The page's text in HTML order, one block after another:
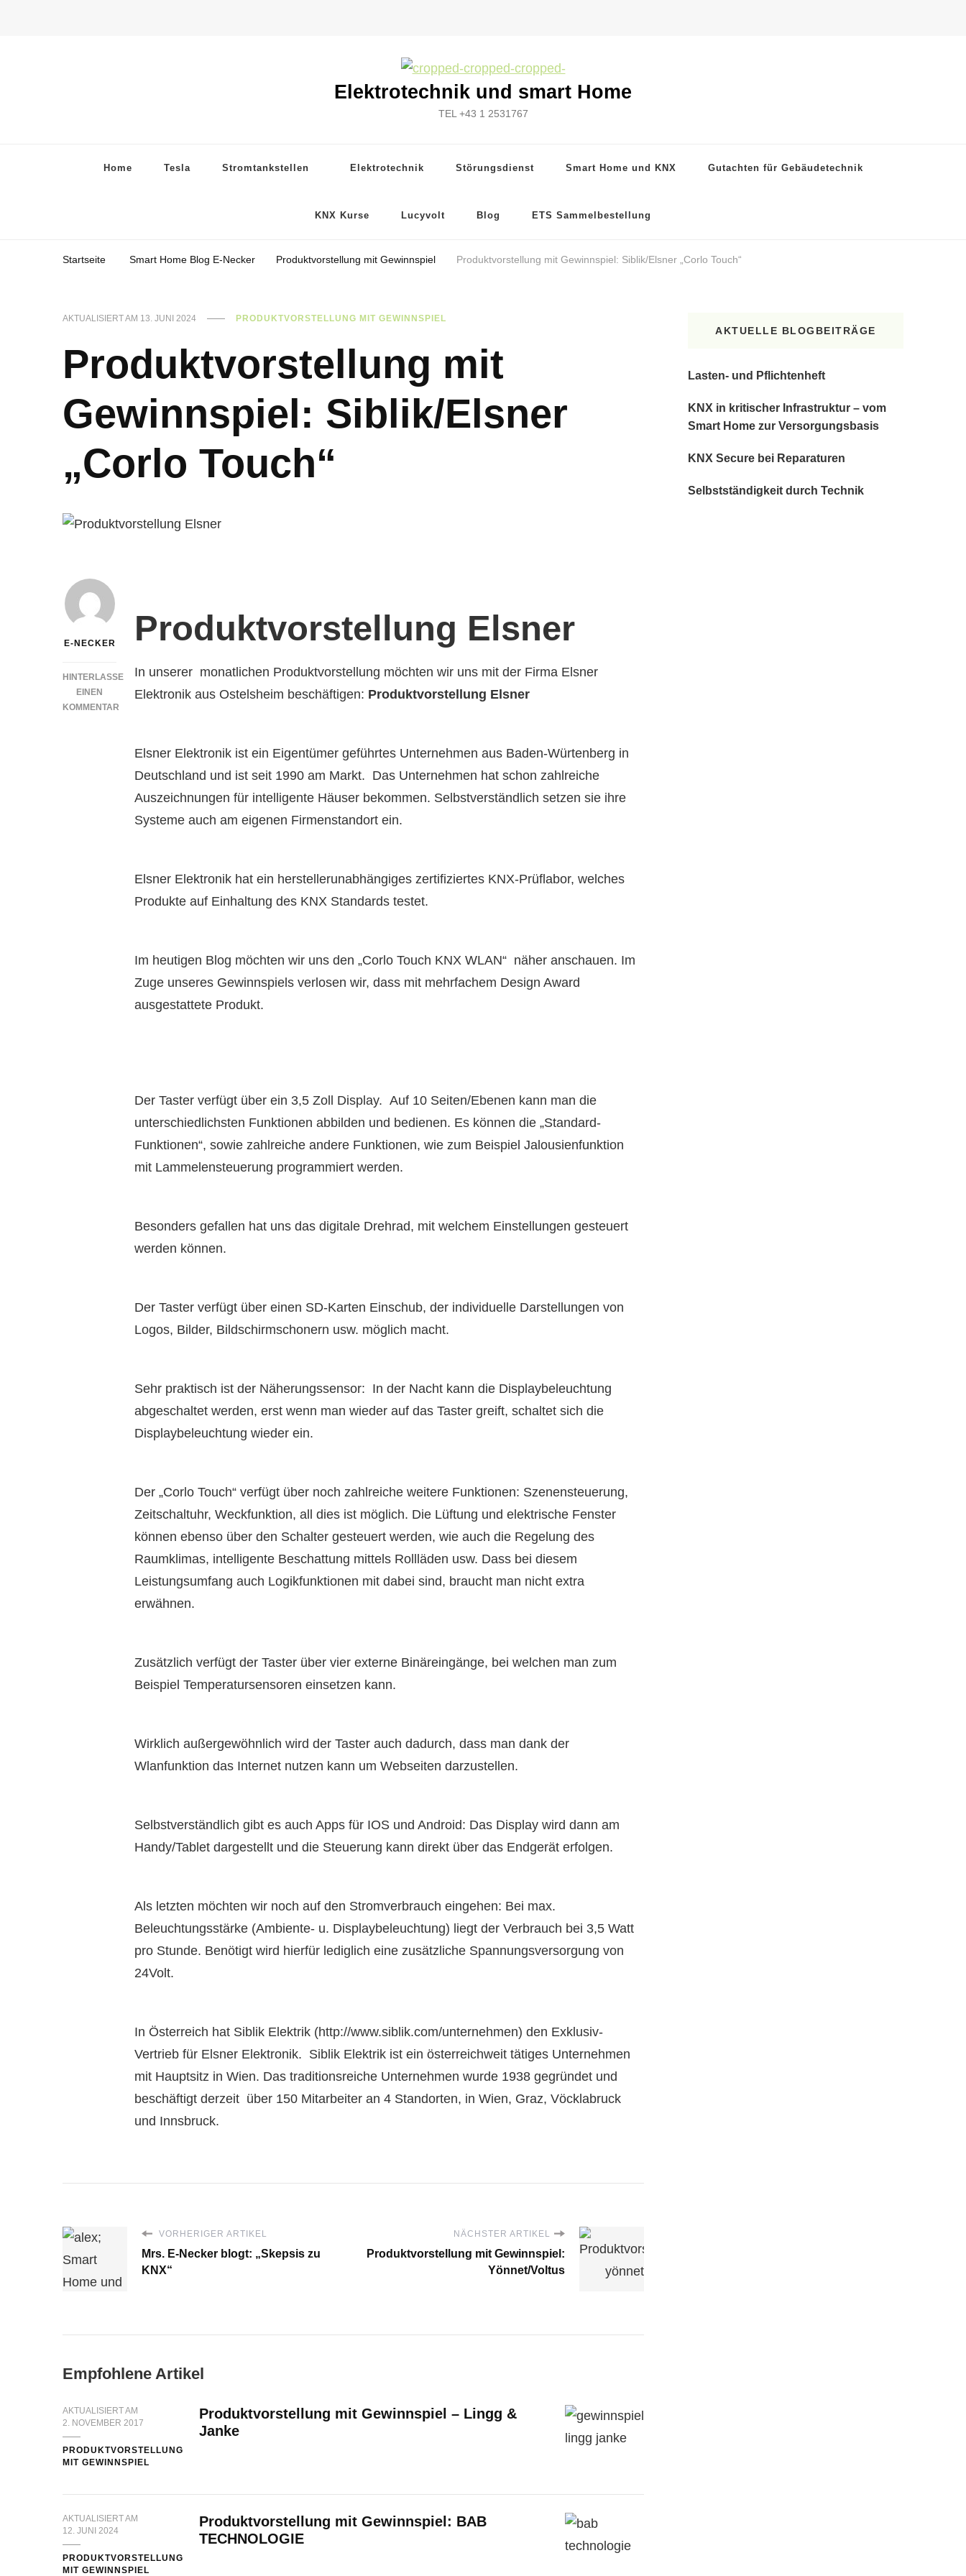
Elektrotechnik und smart Home
TEL +43 1 2531767
Home Tesla Stromtankstellen Elektrotechnik Störungsdienst Smart Home und KNX Gutachten für Gebäudetechnik
KNX Kurse Lucyvolt Blog ETS Sammelbestellung
Startseite Smart Home Blog E-Necker Produktvorstellung mit Gewinnspiel Produktvorstellung mit Gewinnspiel: Siblik/Elsner „Corlo Touch“
AKTUALISIERT AM 13. JUNI 2024 PRODUKTVORSTELLUNG MIT GEWINNSPIEL
Produktvorstellung mit
Gewinnspiel: Siblik/Elsner
„Corlo Touch“
E-NECKER
HINTERLASSE
EINEN
KOMMENTAR
SIBLIK/ELSNER
Produktvorstellung Elsner
In unserer monatlichen Produktvorstellung möchten wir uns mit der Firma Elsner
Elektronik aus Ostelsheim beschäftigen: Produktvorstellung Elsner
Elsner Elektronik ist ein Eigentümer geführtes Unternehmen aus Baden-Würtenberg in
Deutschland und ist seit 1990 am Markt. Das Unternehmen hat schon zahlreiche
Auszeichnungen für intelligente Häuser bekommen. Selbstverständlich setzen sie ihre
Systeme auch am eigenen Firmenstandort ein.
Elsner Elektronik hat ein herstellerunabhängiges zertifiziertes KNX-Prüflabor, welches
Produkte auf Einhaltung des KNX Standards testet.
Im heutigen Blog möchten wir uns den „Corlo Touch KNX WLAN“ näher anschauen. Im
Zuge unseres Gewinnspiels verlosen wir, dass mit mehrfachem Design Award
ausgestattete Produkt.
Der Taster verfügt über ein 3,5 Zoll Display. Auf 10 Seiten/Ebenen kann man die
unterschiedlichsten Funktionen abbilden und bedienen. Es können die „Standard-
Funktionen“, sowie zahlreiche andere Funktionen, wie zum Beispiel Jalousienfunktion
mit Lammelensteuerung programmiert werden.
Besonders gefallen hat uns das digitale Drehrad, mit welchem Einstellungen gesteuert
werden können.
Der Taster verfügt über einen SD-Karten Einschub, der individuelle Darstellungen von
Logos, Bilder, Bildschirmschonern usw. möglich macht.
Sehr praktisch ist der Näherungssensor: In der Nacht kann die Displaybeleuchtung
abgeschaltet werden, erst wenn man wieder auf das Taster greift, schaltet sich die
Displaybeleuchtung wieder ein.
Der „Corlo Touch“ verfügt über noch zahlreiche weitere Funktionen: Szenensteuerung,
Zeitschaltuhr, Weckfunktion, all dies ist möglich. Die Lüftung und elektrische Fenster
können ebenso über den Schalter gesteuert werden, wie auch die Regelung des
Raumklimas, intelligente Beschattung mittels Rollläden usw. Dass bei diesem
Leistungsumfang auch Logikfunktionen mit dabei sind, braucht man nicht extra
erwähnen.
Zusätzlich verfügt der Taster über vier externe Binäreingänge, bei welchen man zum
Beispiel Temperatursensoren einsetzen kann.
Wirklich außergewöhnlich wird der Taster auch dadurch, dass man dank der
Wlanfunktion das Internet nutzen kann um Webseiten darzustellen.
Selbstverständlich gibt es auch Apps für IOS und Android: Das Display wird dann am
Handy/Tablet dargestellt und die Steuerung kann direkt über das Endgerät erfolgen.
Als letzten möchten wir noch auf den Stromverbrauch eingehen: Bei max.
Beleuchtungsstärke (Ambiente- u. Displaybeleuchtung) liegt der Verbrauch bei 3,5 Watt
pro Stunde. Benötigt wird hierfür lediglich eine zusätzliche Spannungsversorgung von
24Volt.
In Österreich hat Siblik Elektrik (http://www.siblik.com/unternehmen) den Exklusiv-
Vertrieb für Elsner Elektronik. Siblik Elektrik ist ein österreichweit tätiges Unternehmen
mit Hauptsitz in Wien. Das traditionsreiche Unternehmen wurde 1938 gegründet und
beschäftigt derzeit über 150 Mitarbeiter an 4 Standorten, in Wien, Graz, Vöcklabruck
und Innsbruck.
VORHERIGER ARTIKEL
Mrs. E-Necker blogt: „Skepsis zu
KNX“
NÄCHSTER ARTIKEL
Produktvorstellung mit Gewinnspiel:
Yönnet/Voltus
Empfohlene Artikel
AKTUALISIERT AM
2. NOVEMBER 2017
PRODUKTVORSTELLUNG
MIT GEWINNSPIEL
Produktvorstellung mit Gewinnspiel – Lingg &
Janke
AKTUALISIERT AM
12. JUNI 2024
PRODUKTVORSTELLUNG
MIT GEWINNSPIEL
Produktvorstellung mit Gewinnspiel: BAB
TECHNOLOGIE
AKTUELLE BLOGBEITRÄGE
Lasten- und Pflichtenheft
KNX in kritischer Infrastruktur – vom
Smart Home zur Versorgungsbasis
KNX Secure bei Reparaturen
Selbstständigkeit durch Technik